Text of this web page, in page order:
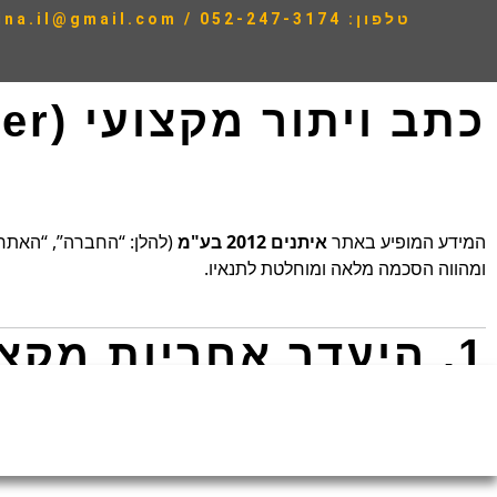
טלפון: 052-247-3174 / e-Mail :Shai.twina.il@gmail.com
כתב ויתור מקצועי (Disclaimer) – איתנים 2012 בע"מ
המידע המופיע באתראיתנים 2012 בע"מ
(להלן: “החברה”,
ומהווה הסכמה מלאה ומוחלטת לתנאיו.
1. היעדר אחריות מקצועית
התוכן באתר מסופק למטרות מידע כללי בלבד. שום תוכן, מידע,
פינוי־בינוי, תמ"א, התכנות, זכויות דיירים, זכויות בנייה, חוות דעת